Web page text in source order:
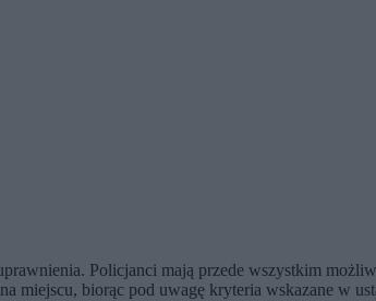
Policjanci mają przede wszystkim
miejscu, biorąc pod uwagę kryteria wskazane w